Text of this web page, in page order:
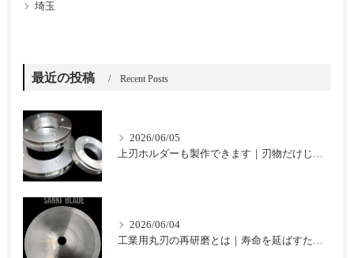
埼玉
最近の投稿 Recent Posts
2026/06/05
上刃ホルダーも製作できます｜刃物だけじゃない三起ブレードのご提案
2026/06/04
工業用丸刃の再研磨とは｜寿命を延ばすための基本と注意点